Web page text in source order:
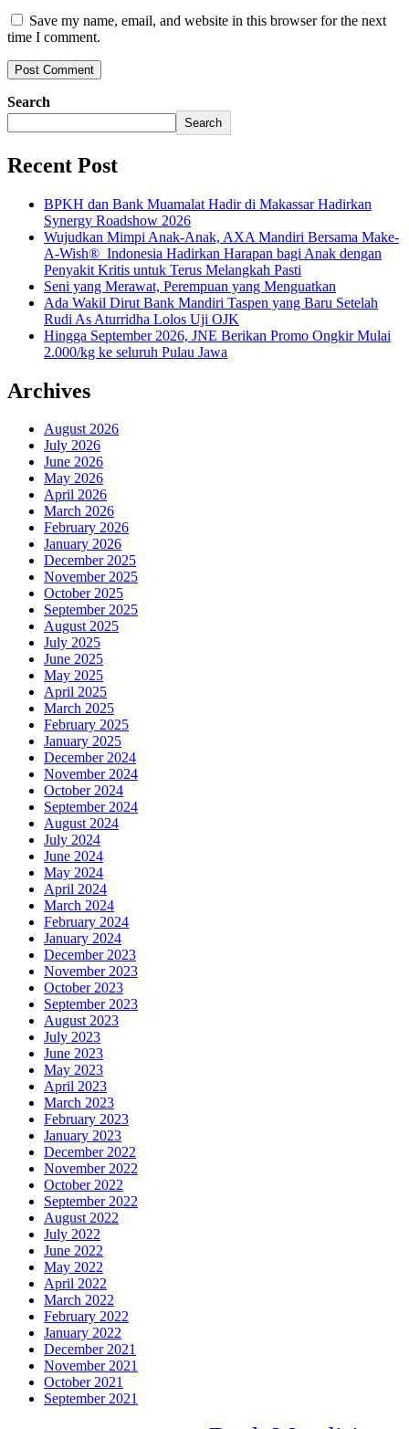
Save my name, email, and website in this browser for the next
time I comment.
Search
Search
Recent Post
BPKH dan Bank Muamalat Hadir di Makassar Hadirkan
Synergy Roadshow 2026
Wujudkan Mimpi Anak-Anak, AXA Mandiri Bersama Make-
A-Wish® Indonesia Hadirkan Harapan bagi Anak dengan
Penyakit Kritis untuk Terus Melangkah Pasti
Seni yang Merawat, Perempuan yang Menguatkan
Ada Wakil Dirut Bank Mandiri Taspen yang Baru Setelah
Rudi As Aturridha Lolos Uji OJK
Hingga September 2026, JNE Berikan Promo Ongkir Mulai
2.000/kg ke seluruh Pulau Jawa
Archives
August 2026
July 2026
June 2026
May 2026
April 2026
March 2026
February 2026
January 2026
December 2025
November 2025
October 2025
September 2025
August 2025
July 2025
June 2025
May 2025
April 2025
March 2025
February 2025
January 2025
December 2024
November 2024
October 2024
September 2024
August 2024
July 2024
June 2024
May 2024
April 2024
March 2024
February 2024
January 2024
December 2023
November 2023
October 2023
September 2023
August 2023
July 2023
June 2023
May 2023
April 2023
March 2023
February 2023
January 2023
December 2022
November 2022
October 2022
September 2022
August 2022
July 2022
June 2022
May 2022
April 2022
March 2022
February 2022
January 2022
December 2021
November 2021
October 2021
September 2021